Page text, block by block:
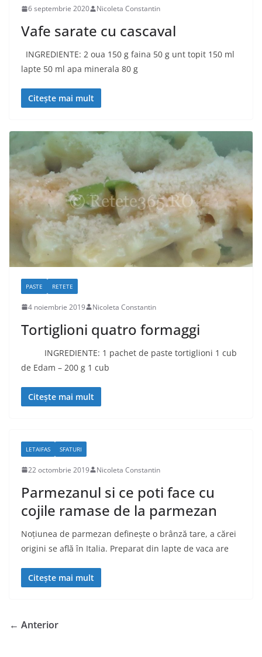
6 septembrie 2020 Nicoleta Constantin
Vafe sarate cu cascaval
INGREDIENTE: 2 oua 150 g faina 50 g unt topit 150 ml
lapte 50 ml apa minerala 80 g
Citește mai mult
PASTE RETETE
4 noiembrie 2019 Nicoleta Constantin
Tortiglioni quatro formaggi
INGREDIENTE: 1 pachet de paste tortiglioni 1 cub
de Edam – 200 g 1 cub
Citește mai mult
LETAIFAS SFATURI
22 octombrie 2019 Nicoleta Constantin
Parmezanul si ce poti face cu
cojile ramase de la parmezan
Noțiunea de parmezan definește o brânză tare, a cărei
origini se află în Italia. Preparat din lapte de vaca are
Citește mai mult
← Anterior